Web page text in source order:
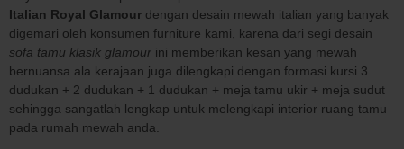
Italian Royal Glamour dengan desain mewah italian yang banyak
digemari oleh konsumen furniture kami, karena dari segi desain
sofa tamu klasik glamour ini memberikan kesan yang mewah
bernuansa ala kerajaan juga dilengkapi dengan formasi kursi 3
dudukan + 2 dudukan + 1 dudukan + meja tamu ukir + meja sudut
sehingga sangatlah lengkap untuk melengkapi interior ruang tamu
pada rumah mewah anda.